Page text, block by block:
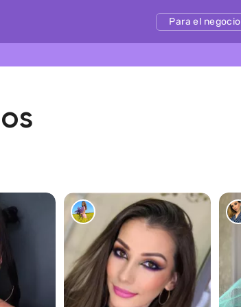
Para el negocio